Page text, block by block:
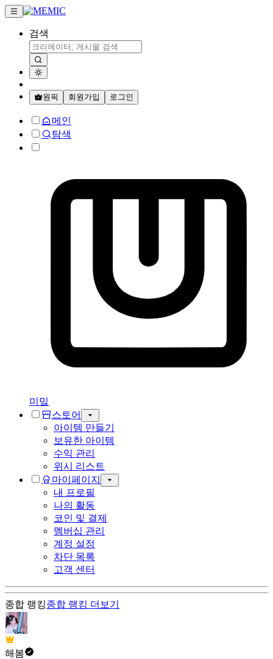
검색
원픽 회원가입 로그인
메인
탐색
미밐
스토어
아이템 만들기
보유한 아이템
수익 관리
위시 리스트
마이페이지
내 프로필
나의 활동
코인 및 결제
멤버십 관리
계정 설정
차단 목록
고객 센터
종합 랭킹종합 랭킹 더보기
해봄